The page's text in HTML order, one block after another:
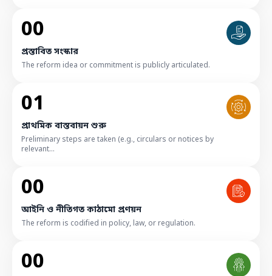
00
প্রস্তাবিত সংস্কার
The reform idea or commitment is publicly articulated.
01
প্রাথমিক বাস্তবায়ন শুরু
Preliminary steps are taken (e.g., circulars or notices by
relevant...
00
আইনি ও নীতিগত কাঠামো প্রণয়ন
The reform is codified in policy, law, or regulation.
00